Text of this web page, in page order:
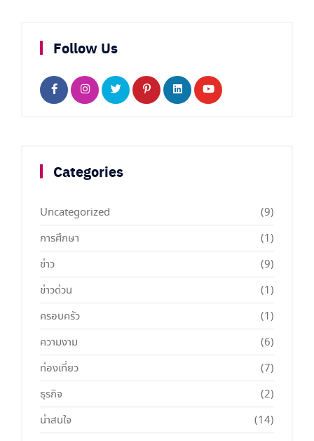
Follow Us
Categories
Uncategorized
(9)
การศึกษา
(1)
ข่าว
(9)
ข่าวด่วน
(1)
ครอบครัว
(1)
ความงาม
(6)
ท่องเที่ยว
(7)
ธุรกิจ
(2)
น่าสนใจ
(14)